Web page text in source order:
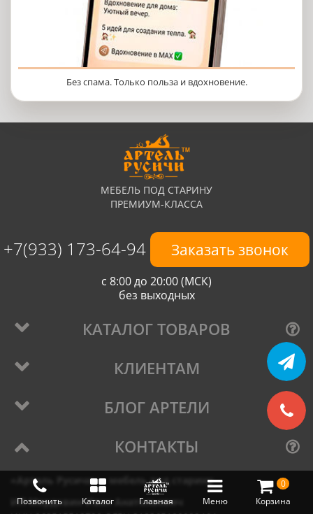
Меню
Позвонить Каталог Главная
0
Корзина
Без спама. Только польза и вдохновение.
МЕБЕЛЬ ПОД СТАРИНУ
ПРЕМИУМ-КЛАССА
+7(933) 173-64-94 Заказать звонок
с 8:00 до 20:00 (МСК)
без выходных
КАТАЛОГ ТОВАРОВ
КЛИЕНТАМ
БЛОГ АРТЕЛИ
КОНТАКТЫ
«Артель Русичи» - мебель под старину
ИП Мордовин Иван Анатольевич